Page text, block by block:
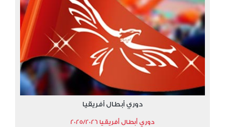
دوري أبطال أفريقيا
دوري أبطال أفريقيا 2025/2026